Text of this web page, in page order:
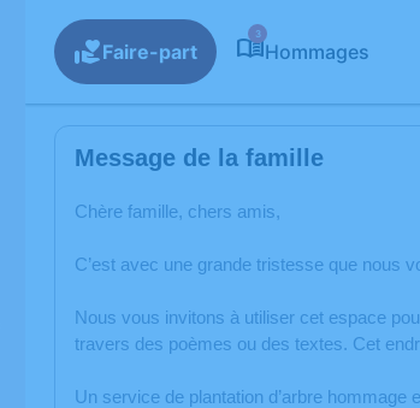
Faire-part
3
Hommages
Message de la famille
Chère famille, chers amis,
C’est avec une grande tristesse que nous
Nous vous invitons à utiliser cet espace
travers des poèmes ou des textes. Cet
Un service de plantation d’arbre hommage